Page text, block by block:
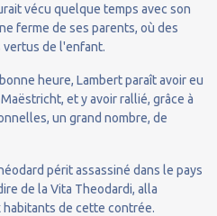
vécu quelque temps avec son
ferme de ses parents, où des
vertus de l'enfant.
heure, Lambert paraît avoir eu
et y avoir rallié, grâce à
un grand nombre, de
périt assassiné dans le pays
de la Vita Theodardi, alla
de cette contrée.